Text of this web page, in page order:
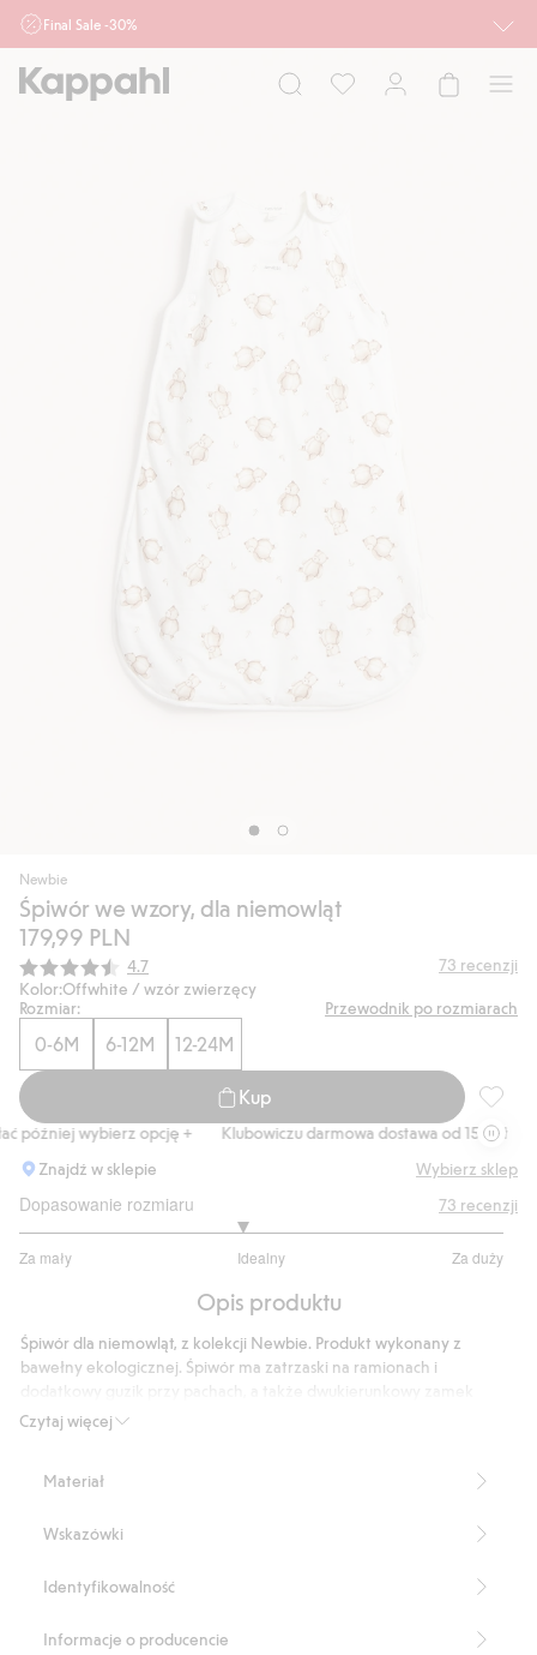
Final Sale -30%
działu outlet do 10.8 w sklepach Kappahl i Newbie oraz na kappahl.com. Ofert
nie łączymy
Newbie
Śpiwór we wzory, dla niemowląt
179,99 PLN
Średnia ocena:
4.7 73 recenzji
Kolor:Offwhite / wzór zwierzęcy
Rozmiar:
Przewodnik po rozmiarach
0-6M 6-12M 12-24M
Kup
później wybierz opcję + Klubowiczu darmowa dostawa od 150 zł
Znajdź w sklepie
Wybierz sklep
Dopasowanie rozmiaru
Za mały Idealny Za duży
na
60
głosów
73 recenzji
Opis produktu
Czytaj więcej
Śpiwór dla niemowląt, z kolekcji Newbie. Produkt wykonany z
bawełny ekologicznej. Śpiwór ma zatrzaski na ramionach i
błyskawiczny wzdłuż jednej nogawki. Miękki śpiwór dla niemowląt,
TOG: 2.5
Numer artykułu
Materiał
Wskazówki
Identyfikowalność
Informacje o producencie